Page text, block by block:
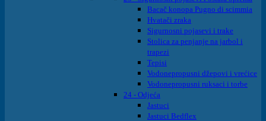
Bacač konopa Pugno di scimmia
Hvatači zraka
Sigurnosni pojasevi i trake
Stolica za penjanje na jarbol i
trapezi
Tepisi
Vodonepropusni džepovi i vrećice
Vodonepropusni ruksaci i torbe
24 - Odjeća
Jastuci
Jastuci Bedflex